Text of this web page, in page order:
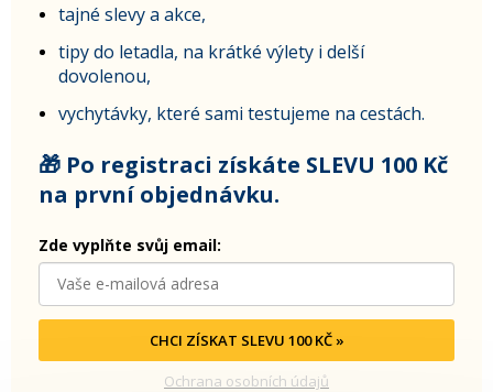
tajné slevy a akce,
tipy do letadla, na krátké výlety i delší
dovolenou,
vychytávky, které sami testujeme na cestách.
🎁 Po registraci získáte SLEVU 100 Kč
na první objednávku.
Zde vyplňte svůj email:
CHCI ZÍSKAT SLEVU 100 KČ »
Ochrana osobních údajů